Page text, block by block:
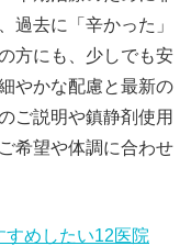
過去に「辛かった」
方にも、少しでも安
やかな配慮と最新の
ご説明や鎮静剤使用
希望や体調に合わせ
すめしたい12医院